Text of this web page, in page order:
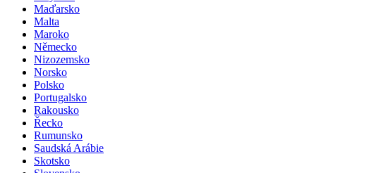
Maďarsko
Malta
Maroko
Německo
Nizozemsko
Norsko
Polsko
Portugalsko
Rakousko
Řecko
Rumunsko
Saudská Arábie
Skotsko